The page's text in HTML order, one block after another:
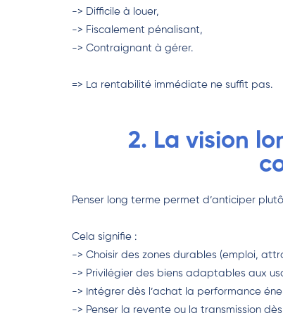
-> Difficile à louer,
-> Fiscalement pénalisant,
-> Contraignant à gérer.
=> La rentabilité immédiate ne suffit pas.
2. La vision
Penser long terme permet d’anticiper
Cela signifie :
-> Choisir des zones durables (emploi,
-> Privilégier des biens adaptables aux
-> Intégrer dès l’achat la performance
-> Penser la revente ou la transmission dès